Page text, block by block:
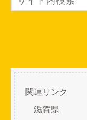
関連リンク
滋賀県